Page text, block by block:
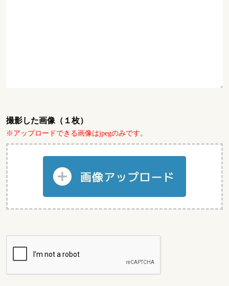
撮影した画像（１枚）
※アップロードできる画像はjpegのみです。